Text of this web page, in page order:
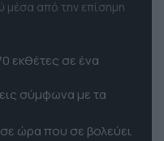
κατάλληλους
μέσα από την επίσημη
εκθέτες σε ένα
σύμφωνα με τα